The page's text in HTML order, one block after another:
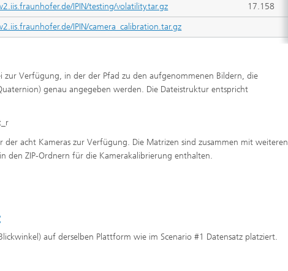
IPIN/testing/volatility.tar.gz
17.158
IPIN/camera_calibration.tar.gz
zur Verfügung, in der der Pfad zu den aufgenommenen Bildern, die
genau angegeben werden. Die Dateistruktur entspricht
acht Kameras zur Verfügung. Die Matrizen sind zusammen mit weiteren
den ZIP-Ordnern für die Kamerakalibrierung enthalten.
auf derselben Plattform wie im Scenario #1 Datensatz platziert.